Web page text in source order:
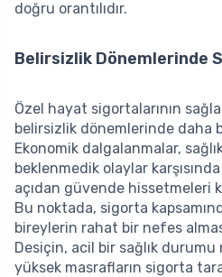
doğru orantılıdır.
Belirsizlik Dönemlerinde
Özel hayat sigortalarının
belirsizlik dönemlerinde daha
Ekonomik dalgalanmalar,
beklenmedik olaylar
açıdan güvende hissetmeleri
Bu noktada, sigorta
bireylerin rahat bir nefes
Desiçin, acil bir sağlık durumu
yüksek masrafların sigorta